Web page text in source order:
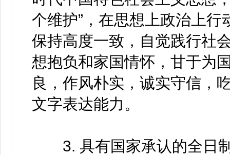
个维护”，在思想上政治上
保持高度一致，自觉践行社
想抱负和家国情怀，甘于为
良，作风朴实，诚实守信，
文字表达能力。
3. 具有国家承认的全日制